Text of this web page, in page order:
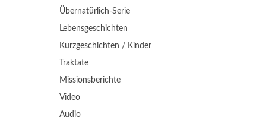
Übernatürlich-Serie
Lebensgeschichten
Kurzgeschichten / Kinder
Traktate
Missionsberichte
Video
Audio